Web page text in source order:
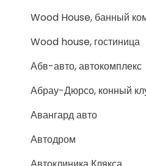
Wood House, банный
Wood house, гостиница
Абв-авто, автокомплекс
Абрау-Дюрсо, конный
Авангард авто
Автодром